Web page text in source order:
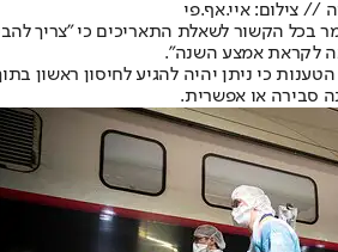
// צילום: איי.אף.פי
בכל הקשור לשאלת התאריכים כי "צריך
כי ניתן יהיה להגיע לחיסון
סבירה או אפשרית.